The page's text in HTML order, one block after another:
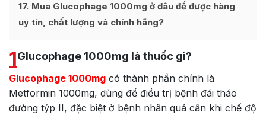
17 Mua Glucophage 1000mg ở đâu để được hàng
uy tín, chất lượng và chính hãng?
1Glucophage 1000mg là thuốc gì?
Glucophage 1000mg có thành phần chính là
Metformin 1000mg, dùng để điều trị bệnh đái tháo
đường týp II, đặc biệt ở bệnh nhân quá cân khi chế độ